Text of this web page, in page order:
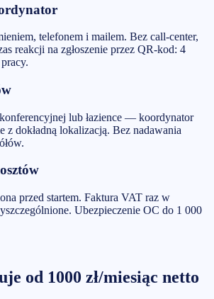
telefonem i mailem. Bez call-center,
reakcji na zgłoszenie przez QR-kod: 4
lub łazience — koordynator
z dokładną lokalizacją. Bez nadawania
przed startem. Faktura VAT raz w
Ubezpieczenie OC do 1 000
od 1000 zł/miesiąc netto